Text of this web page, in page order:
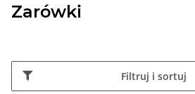
Zarówki
Filtruj i sortuj